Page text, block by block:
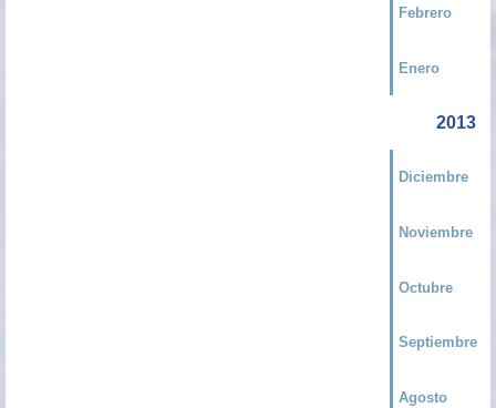
Febrero
Enero
2013
Diciembre
Noviembre
Octubre
Septiembre
Agosto